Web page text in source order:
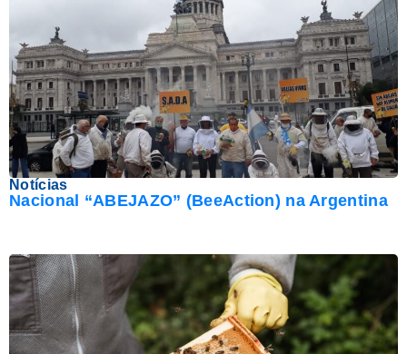
Notícias
Nacional “ABEJAZO” (BeeAction) na Argentina